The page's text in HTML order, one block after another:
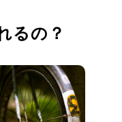
るの？